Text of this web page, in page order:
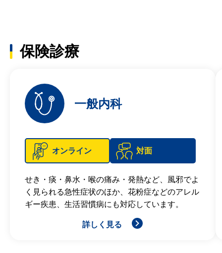
保険診療
一般内科
オンライン 対面
せき・痰・鼻水・喉の痛み・発熱など、風邪でよ
く見られる急性症状のほか、花粉症などのアレル
ギー疾患、生活習慣病にも対応しています。
詳しく見る